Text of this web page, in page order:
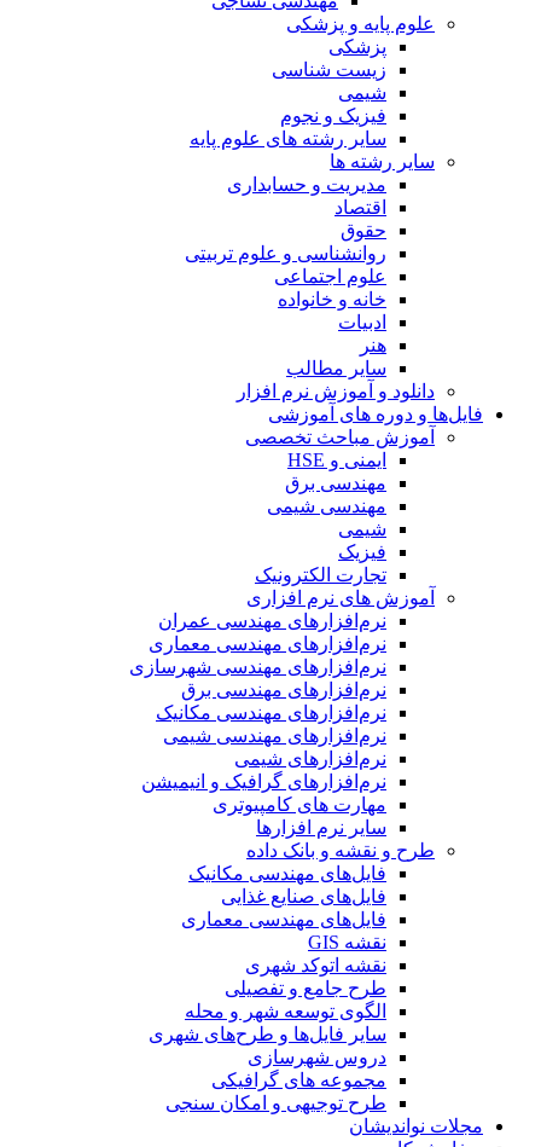
علوم پایه و پزشکی
پزشکی
زیست شناسی
شیمی
فیزیک و نجوم
سایر رشته های علوم پایه
سایر رشته ها
مدیریت و حسابداری
اقتصاد
حقوق
روانشناسی و علوم تربیتی
علوم اجتماعی
خانه و خانواده
ادبیات
هنر
سایر مطالب
دانلود و آموزش نرم افزار
فایل‌ها و دوره های آموزشی
آموزش مباحث تخصصی
ایمنی و HSE
مهندسی برق
مهندسی شیمی
شیمی
فیزیک
تجارت الکترونیک
آموزش های نرم افزاری
نرم‌افزارهای مهندسی عمران
نرم‌افزارهای مهندسی معماری
نرم‌افزارهای مهندسی شهرسازی
نرم‌افزارهای مهندسی برق
نرم‌افزارهای مهندسی مکانیک
نرم‌افزارهای مهندسی شیمی
نرم‌افزارهای شیمی
نرم‌افزارهای گرافیک و انیمیشن
مهارت های کامپیوتری
سایر نرم افزارها
طرح و نقشه و بانک داده
فایل‌های مهندسی مکانیک
فایل‌های صنایع غذایی
فایل‌های مهندسی معماری
نقشه GIS
نقشه اتوکد شهری
طرح جامع و تفصیلی
الگوی توسعه شهر و محله
سایر فایل‌ها و طرح‌های شهری
دروس شهرسازی
مجموعه های گرافیکی
طرح توجیهی و امکان سنجی
مجلات نواندیشان